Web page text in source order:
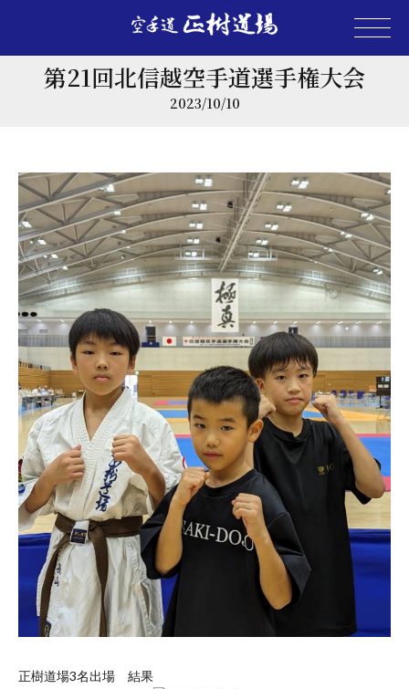
第21回北信越空手道選手権大会
2023/10/10
正樹道場3名出場 結果